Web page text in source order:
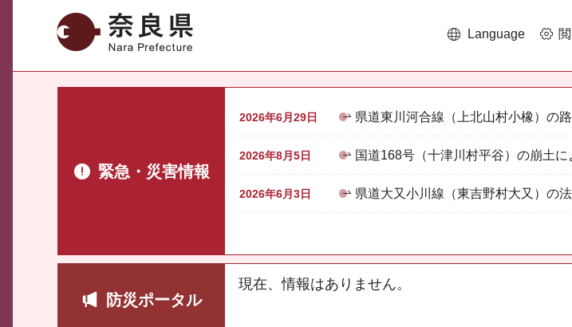
奈良県 Language
緊急・災害情報
2026年6月29日 県道東川河合線（上北山村小橡）の
2026年8月5日 国道168号（十津川村平谷）の崩土
2026年6月3日 県道大又小川線（東吉野村大又）の
防災ポータル
現在、情報はありません。